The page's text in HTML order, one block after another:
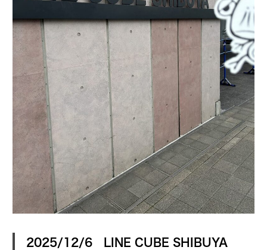
2025/12/6 LINE CUBE SHIBUYA